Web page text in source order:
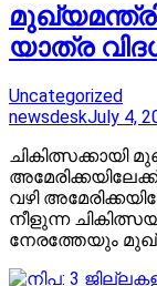
യാത്ര
Uncategorized
newsdeskJuly 4,
ചികിത്സക്കായി
വഴി
നീളുന്ന
നേരത്തേയും